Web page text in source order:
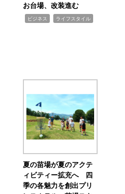
お台場、改装進む
ビジネス ライフスタイル
夏の苗場が夏のアクテ
ィビティー拡充へ 四
季の各魅力を創出プリ